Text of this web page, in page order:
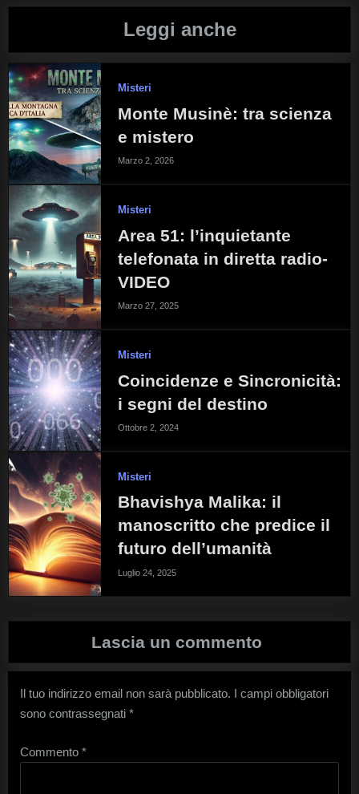
Leggi anche
Misteri
Monte Musinè: tra scienza
e mistero
Marzo 2, 2026
Misteri
Area 51: l’inquietante
telefonata in diretta radio-
VIDEO
Marzo 27, 2025
Misteri
Coincidenze e Sincronicità:
i segni del destino
Ottobre 2, 2024
Misteri
Bhavishya Malika: il
manoscritto che predice il
futuro dell’umanità
Luglio 24, 2025
Lascia un commento
Il tuo indirizzo email non sarà pubblicato. I campi obbligatori
sono contrassegnati *
Commento *